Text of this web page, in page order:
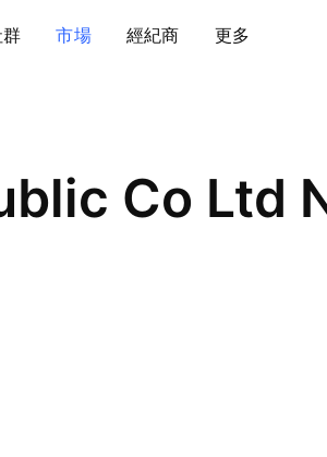
市場 經紀商 更多
Co Ltd